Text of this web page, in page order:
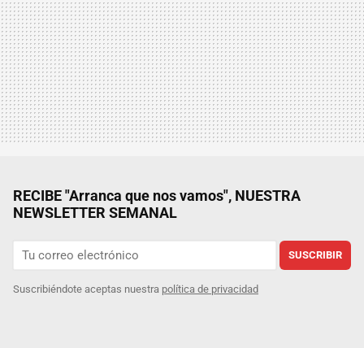
RECIBE "Arranca que nos vamos", NUESTRA
NEWSLETTER SEMANAL
SUSCRIBIR
Suscribiéndote aceptas nuestra política de privacidad